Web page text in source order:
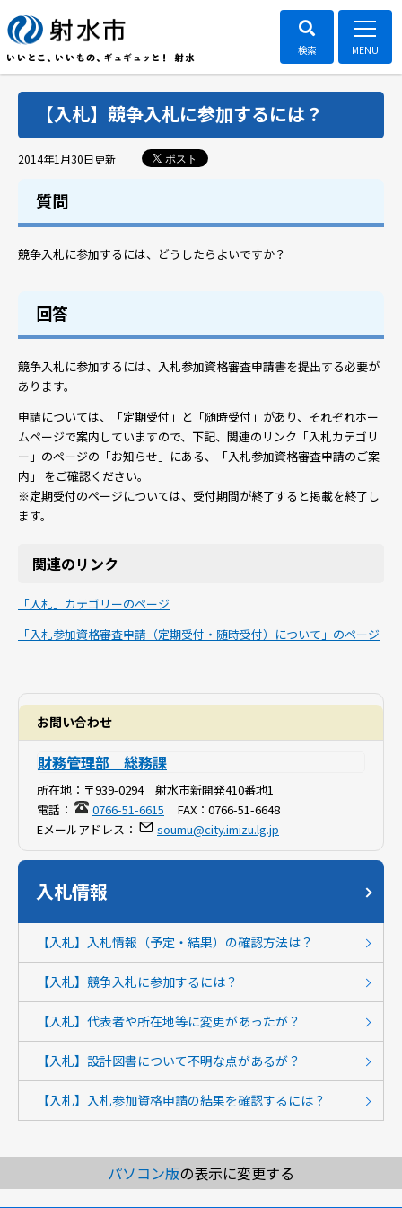
【入札】競争入札に参加するには？
2014年1月30日更新 ポスト
質問
競争入札に参加するには、どうしたらよいですか？
回答
競争入札に参加するには、入札参加資格審査申請書を提出する必要が
あります。
申請については、「定期受付」と「随時受付」があり、それぞれホー
ムページで案内していますので、下記、関連のリンク「入札カテゴリ
ー」のページの「お知らせ」にある、「入札参加資格審査申請のご案
内」 をご確認ください。
※定期受付のページについては、受付期間が終了すると掲載を終了し
ます。
関連のリンク
「入札」カテゴリーのページ
「入札参加資格審査申請（定期受付・随時受付）について」のページ
お問い合わせ
財務管理部 総務課
所在地： 〒939-0294 射水市新開発410番地1
電話：
0766-51-6615 FAX： 0766-51-6648
Eメールアドレス：
soumu@city.imizu.lg.jp
入札情報
【入札】入札情報（予定・結果）の確認方法は？
【入札】競争入札に参加するには？
【入札】代表者や所在地等に変更があったが？
【入札】設計図書について不明な点があるが？
【入札】入札参加資格申請の結果を確認するには？
パソコン版の表示に変更する